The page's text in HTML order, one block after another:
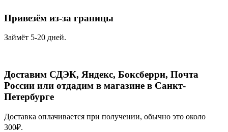
Привезём из-за границы
Займёт 5-20 дней.
Доставим СДЭК, Яндекс, Боксберри, Почта
России или отдадим в магазине в Санкт-
Петербурге
Доставка оплачивается при получении, обычно это около
300₽.